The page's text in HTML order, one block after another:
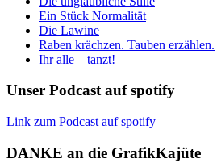
Ein Stück Normalität
Die Lawine
Raben krächzen. Tauben erzählen.
Ihr alle – tanzt!
Unser Podcast auf spotify
Link zum Podcast auf spotify
DANKE an die GrafikKajüte